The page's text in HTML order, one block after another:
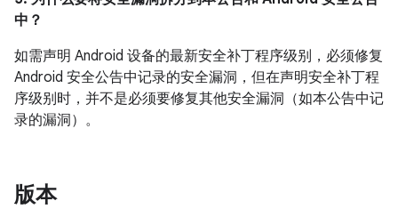
中？
如需声明 Android 设备的最新安全补丁程序级别，必须修复
Android 安全公告中记录的安全漏洞，但在声明安全补丁程
序级别时，并不是必须要修复其他安全漏洞（如本公告中记
录的漏洞）。
版本